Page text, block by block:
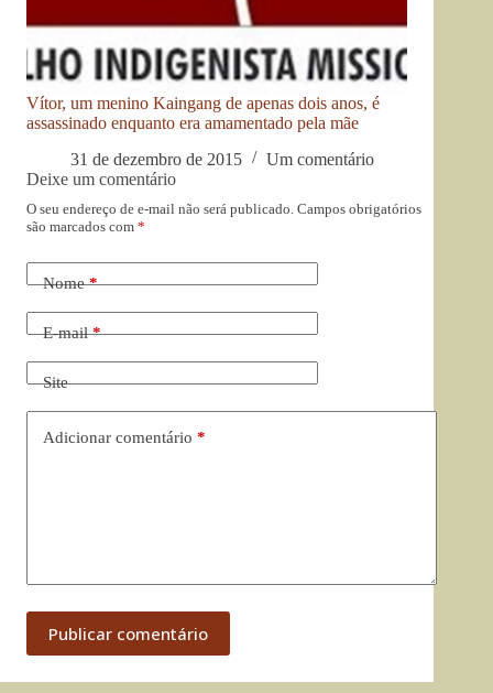
Vítor, um menino Kaingang de apenas dois anos, é
assassinado enquanto era amamentado pela mãe
31 de dezembro de 2015
Um comentário
Deixe um comentário
O seu endereço de e-mail não será publicado. Campos obrigatórios
são marcados com *
Nome*
E-mail*
Site
Adicionar comentário *
Publicar comentário